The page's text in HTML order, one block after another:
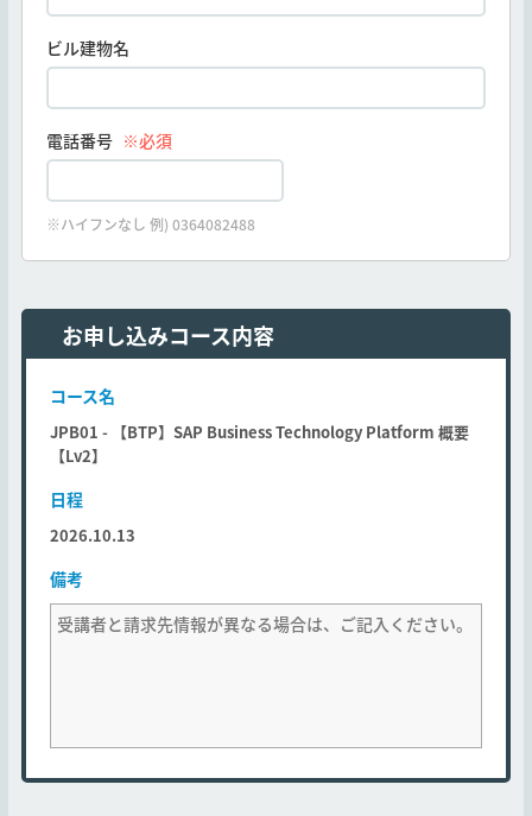
ビル建物名
電話番号 ※必須
※ハイフンなし 例) 0364082488
お申し込みコース内容
コース名
JPB01 - 【BTP】SAP Business Technology Platform 概要
【Lv2】
日程
2026.10.13
備考